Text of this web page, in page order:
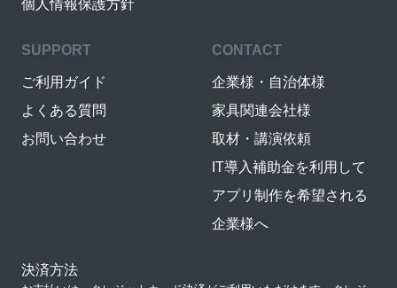
個人情報保護方針
SUPPORT
ご利用ガイド
よくある質問
お問い合わせ
CONTACT
企業様・自治体様
家具関連会社様
取材・講演依頼
IT導入補助金を利用して
アプリ制作を希望される
企業様へ
決済方法